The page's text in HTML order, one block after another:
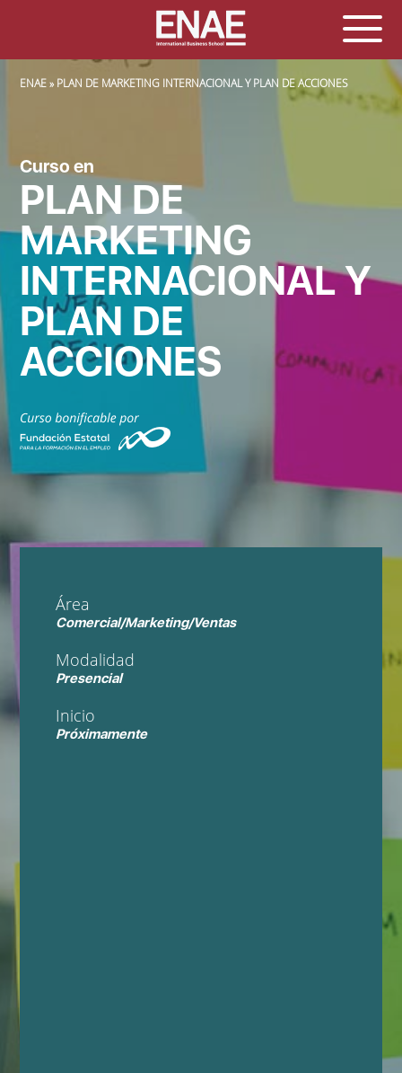
SOBRESCRIBIR ENLACES DE AYUDA A LA NAVEGACIÓN
ENAE PLAN DE MARKETING INTERNACIONAL Y PLAN DE ACCIONES
Curso en
PLAN DE
MARKETING
INTERNACIONAL Y
PLAN DE
ACCIONES
Área
Comercial/Marketing/Ventas
Modalidad
Presencial
Inicio
Próximamente